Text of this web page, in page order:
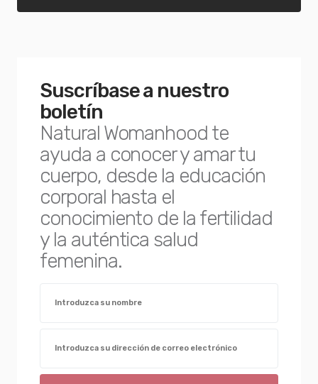
Suscríbase a nuestro
boletín
Natural Womanhood te
ayuda a conocer y amar tu
cuerpo, desde la educación
corporal hasta el
conocimiento de la fertilidad
y la auténtica salud
femenina.